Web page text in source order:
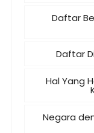
Daftar
Daftar
Hal Yang
Negara